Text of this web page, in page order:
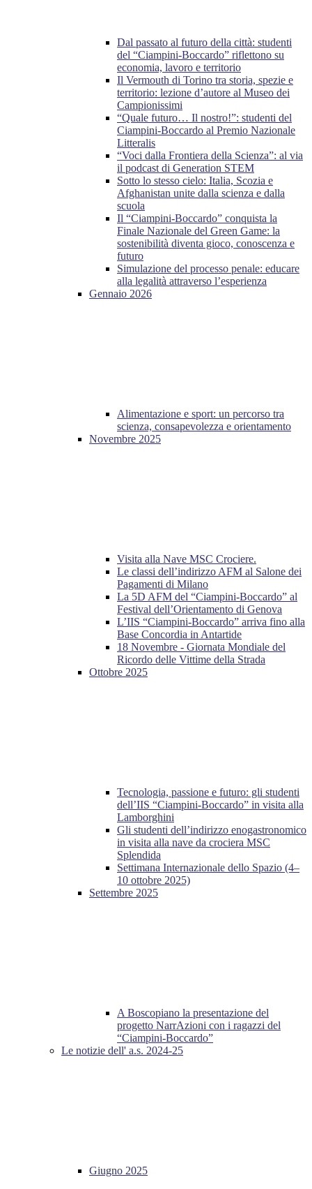
Dal passato al futuro della città: studenti
del “Ciampini-Boccardo” riflettono su
economia, lavoro e territorio
Il Vermouth di Torino tra storia, spezie e
territorio: lezione d’autore al Museo dei
Campionissimi
“Quale futuro… Il nostro!”: studenti del
Ciampini-Boccardo al Premio Nazionale
Litteralis
“Voci dalla Frontiera della Scienza”: al via
il podcast di Generation STEM
Sotto lo stesso cielo: Italia, Scozia e
Afghanistan unite dalla scienza e dalla
scuola
Il “Ciampini-Boccardo” conquista la
Finale Nazionale del Green Game: la
sostenibilità diventa gioco, conoscenza e
futuro
Simulazione del processo penale: educare
alla legalità attraverso l’esperienza
Gennaio 2026
Alimentazione e sport: un percorso tra
scienza, consapevolezza e orientamento
Novembre 2025
Visita alla Nave MSC Crociere.
Le classi dell’indirizzo AFM al Salone dei
Pagamenti di Milano
La 5D AFM del “Ciampini-Boccardo” al
Festival dell’Orientamento di Genova
L’IIS “Ciampini-Boccardo” arriva fino alla
Base Concordia in Antartide
18 Novembre - Giornata Mondiale del
Ricordo delle Vittime della Strada
Ottobre 2025
Tecnologia, passione e futuro: gli studenti
dell’IIS “Ciampini-Boccardo” in visita alla
Lamborghini
Gli studenti dell’indirizzo enogastronomico
in visita alla nave da crociera MSC
Splendida
Settimana Internazionale dello Spazio (4–
10 ottobre 2025)
Settembre 2025
A Boscopiano la presentazione del
progetto NarrAzioni con i ragazzi del
“Ciampini-Boccardo”
Le notizie dell' a.s. 2024-25
Giugno 2025